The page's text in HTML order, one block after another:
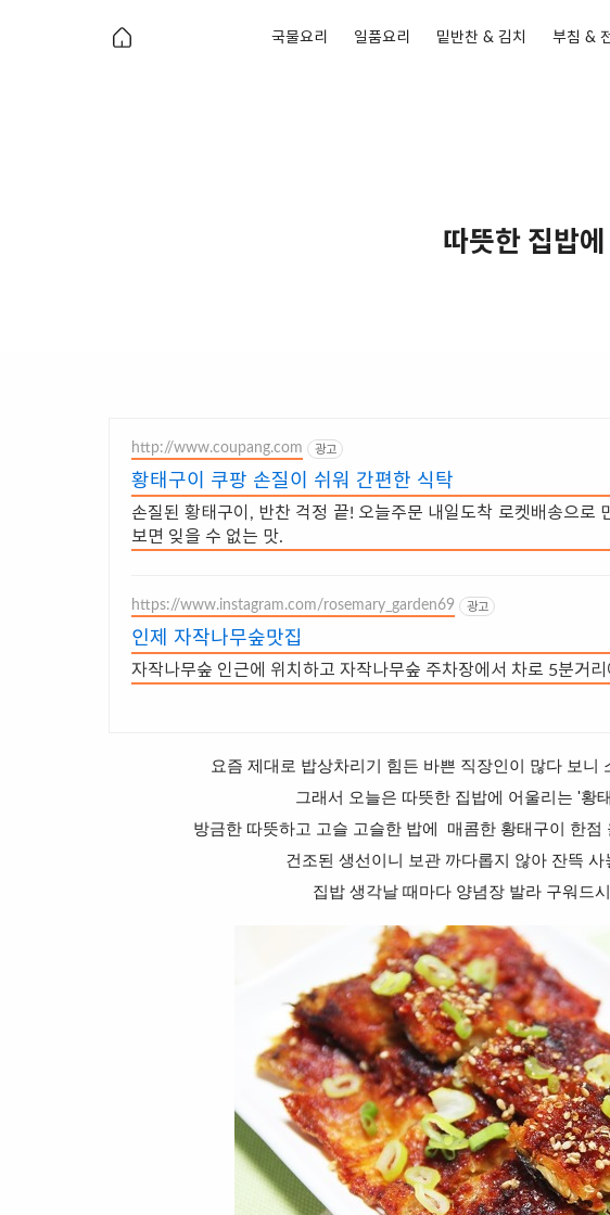
국물요리 일품요리 밑반찬 & 김치 부침 &
따뜻한 집밥
http://www.coupang.com 광고
황태구이 쿠팡 손질이 쉬워 간편한 식탁
손질된 황태구이, 반찬 걱정 끝! 오늘주문 내일도착 로켓배송으로
보면 잊을 수 없는 맛.
https://www.instagram.com/rosemary_garden69 광고
인제 자작나무숲맛집
자작나무숲 인근에 위치하고 자작나무숲 주차장에서 차로 5분거
요즘 제대로 밥상차리기 힘든 바쁜 직장인이 많다 보니
그래서 오늘은 따뜻한 집밥에 어울리는 '황
방금한 따뜻하고 고슬 고슬한 밥에 매콤한 황태구이 한
건조된 생선이니 보관 까다롭지 않아 잔뜩
집밥 생각날 때마다 양념장 발라 구워드